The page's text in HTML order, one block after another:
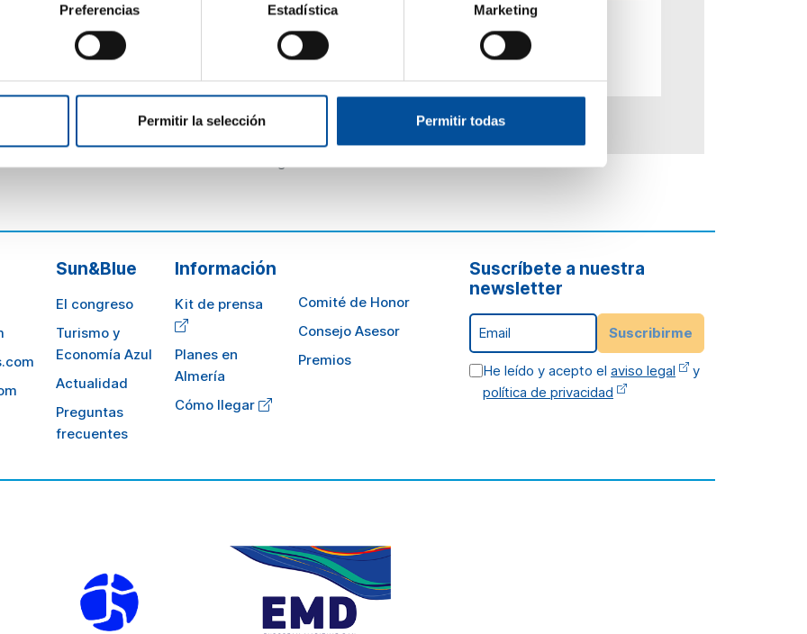
Preferencias Estadística Marketing
Permitir la selección Permitir todas
compartido y las ideas innovadoras que
posible esta edición: ponentes, moderadores,
Su compromiso ha sido fundamental para seguir
economía azul.
Premios Sun&Blue
Congress 2025
hace 8 meses
Sun&Blue
El congreso
Turismo y
Economía Azul
Actualidad
Preguntas
frecuentes
Información
Kit de prensa
Planes en
Almería
Cómo llegar
Comité de Honor
Consejo Asesor
Premios
Suscríbete a nuestra
newsletter
Email
Suscribirme
He leído y acepto elaviso legal
y
política de privacidad